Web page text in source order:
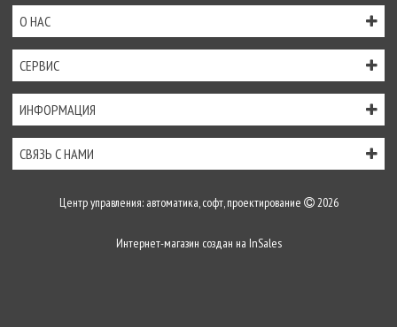
О НАС
СЕРВИС
ИНФОРМАЦИЯ
СВЯЗЬ С НАМИ
Центр управления: автоматика, софт, проектирование 2026
Интернет-магазин создан на InSales